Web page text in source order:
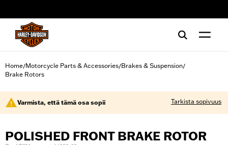
Home/Motorcycle Parts & Accessories/Brakes & Suspension/
Brake Rotors
Varmista, että tämä osa sopii Tarkista sopivuus
POLISHED FRONT BRAKE ROTOR